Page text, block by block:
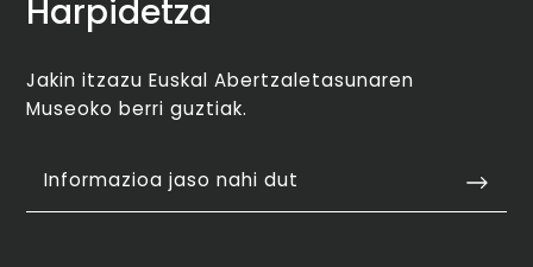
Harpidetza
Jakin itzazu Euskal Abertzaletasunaren
Museoko berri guztiak.
Informazioa jaso nahi dut